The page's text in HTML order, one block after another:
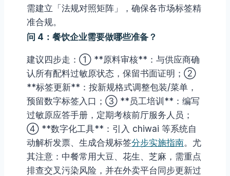
需建立「法规对照矩阵」，确保各市场标签精
准合规。
问 4：餐饮企业需要做哪些准备？
建议四步走：① **原料审核**：与供应商确
认所有配料过敏原状态，保留书面证明；②
**标签更新**：按新规格式调整包装/菜单，
预留数字标签入口；③ **员工培训**：编写
过敏原应答手册，定期考核前厅服务人员；
④ **数字化工具**：引入 chiwai 等系统自
动解析发票、生成合规标签分步实施指南。尤
其注意：中餐常用大豆、花生、芝麻，需重点
排查交叉污染风险，并在外卖平台同步更新过